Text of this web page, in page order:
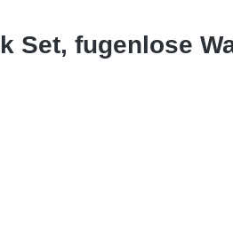
fugenlose